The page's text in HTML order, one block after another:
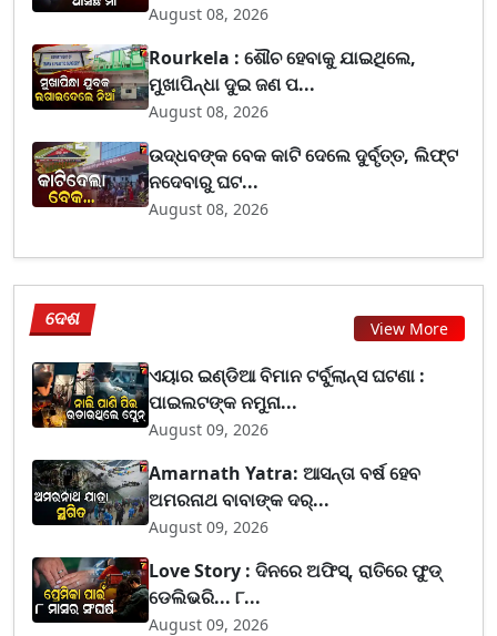
August 08, 2026
Rourkela : ଶୌଚ ହେବାକୁ ଯାଇଥିଲେ,
ମୁଖାପିନ୍ଧା ଦୁଇ ଜଣ ପ...
August 08, 2026
ଉଦ୍ଧବଙ୍କ ବେକ କାଟି ଦେଲେ ଦୁର୍ବୃତ୍ତ, ଲିଫ୍ଟ
ନଦେବାରୁ ଘଟ...
August 08, 2026
ଦେଶ View More
ଏୟାର ଇଣ୍ଡିଆ ବିମାନ ଟର୍ବୁଲାନ୍ସ ଘଟଣା :
ପାଇଲଟଙ୍କ ନମୁନା...
August 09, 2026
Amarnath Yatra: ଆସନ୍ତା ବର୍ଷ ହେବ
ଅମରନାଥ ବାବାଙ୍କ ଦର୍...
August 09, 2026
Love Story : ଦିନରେ ଅଫିସ୍, ରାତିରେ ଫୁଡ୍
ଡେଲିଭରି... ୮...
August 09, 2026